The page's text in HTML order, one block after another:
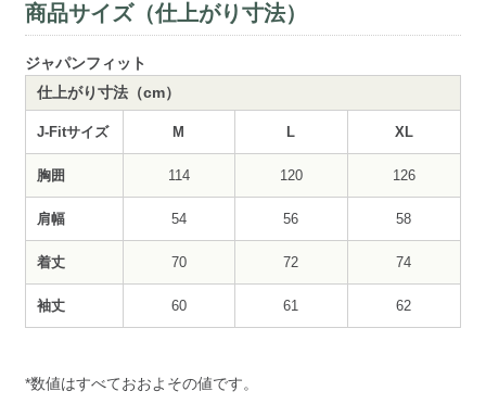
商品サイズ（仕上がり寸法）
ジャパンフィット
仕上がり寸法（cm）
J-Fitサイズ M L XL
胸囲 114 120 126
肩幅 54 56 58
着丈 70 72 74
袖丈 60 61 62
*数値はすべておおよその値です。